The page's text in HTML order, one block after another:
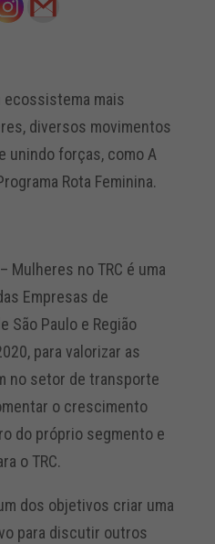
ecossistema mais
diversos movimentos
unindo forças, como A
Rota Feminina.
Mulheres no TRC é uma
Empresas de
São Paulo e Região
para valorizar as
no setor de transporte
o crescimento
do próprio segmento e
o TRC.
dos objetivos criar uma
para discutir outros